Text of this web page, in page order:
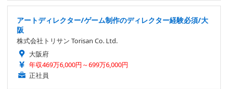
アートディレクター/ゲーム制作のディレクター経験必須/大
阪
株式会社トリサン Torisan Co. Ltd.
大阪府
年収469万6,000円～699万6,000円
正社員